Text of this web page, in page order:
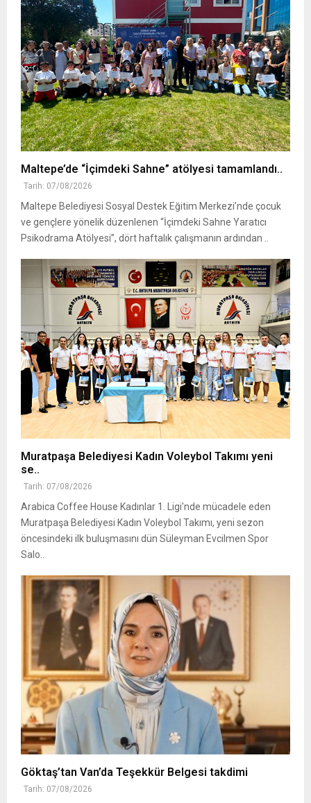
Maltepe’de “İçimdeki Sahne” atölyesi tamamlandı..
Tarih: 07/08/2026
Maltepe Belediyesi Sosyal Destek Eğitim Merkezi’nde çocuk
ve gençlere yönelik düzenlenen “İçimdeki Sahne Yaratıcı
Psikodrama Atölyesi”, dört haftalık çalışmanın ardından ..
Muratpaşa Belediyesi Kadın Voleybol Takımı yeni
se..
Tarih: 07/08/2026
Arabica Coffee House Kadınlar 1. Ligi'nde mücadele eden
Muratpaşa Belediyesi Kadın Voleybol Takımı, yeni sezon
öncesindeki ilk buluşmasını dün Süleyman Evcilmen Spor
Salo..
Göktaş’tan Van’da Teşekkür Belgesi takdimi
Tarih: 07/08/2026